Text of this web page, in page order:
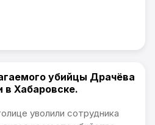
убийцы Драчёва
в Хабаровске.
уволили сотрудника